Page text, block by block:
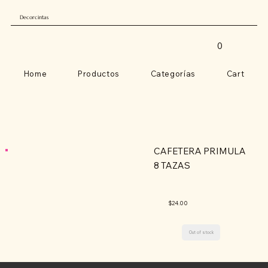
Decorcintas
Home Productos Categorías Cart
0
Out of stock
CAFETERA PRIMULA
8 TAZAS
$24.00